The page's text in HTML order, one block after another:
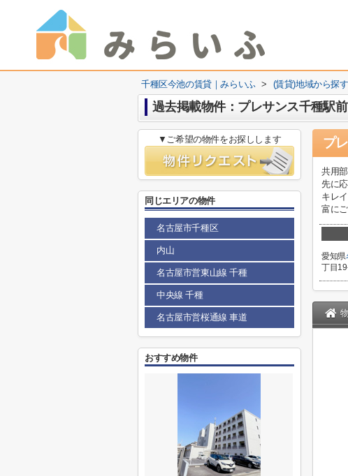
千種区今池の賃貸｜みらいふ > (賃貸)地域から探す
過去掲載物件：プレサンス千種駅
プ
共用
先に
キレ
富に
愛知県
丁目
▼ご希望の物件をお探しします
同じエリアの物件
名古屋市千種区
内山
名古屋市営東山線 千種
中央線 千種
名古屋市営桜通線 車道
おすすめ物件